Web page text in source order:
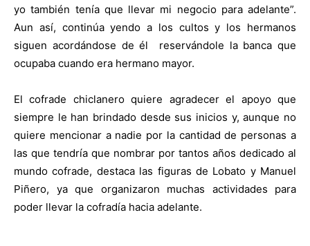
yo también tenía que llevar mi negocio para adelante”.
Aun así, continúa yendo a los cultos y los hermanos
siguen acordándose de él
reservándole la banca que
ocupaba cuando era hermano mayor.
El cofrade chiclanero quiere agradecer el apoyo que
siempre le han brindado desde sus inicios y, aunque no
quiere mencionar a nadie por la cantidad de personas a
las que tendría que nombrar por tantos años dedicado al
mundo cofrade, destaca las figuras de Lobato y Manuel
Piñero, ya que organizaron muchas actividades para
poder llevar la cofradía hacia adelante.